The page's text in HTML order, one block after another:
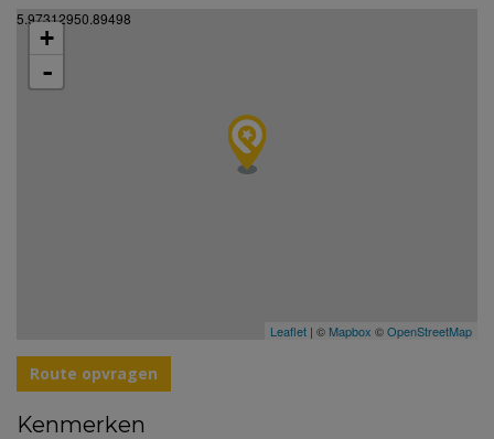
5.97312950.89498
+
-
Leaflet | © Mapbox ©OpenStreetMap
Route opvragen
Kenmerken